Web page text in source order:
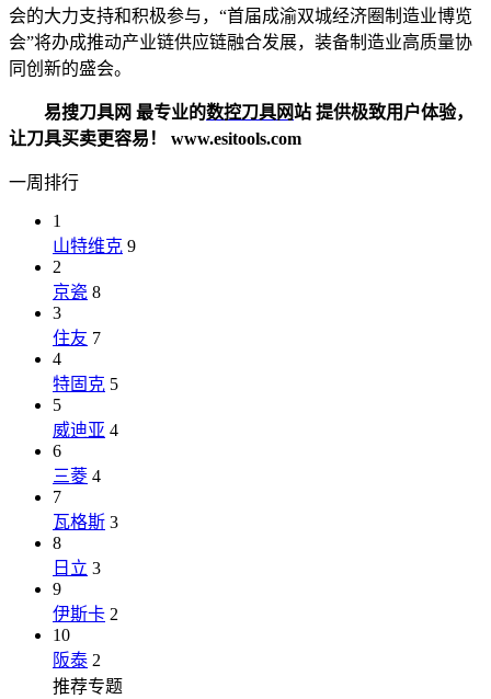
会的大力支持和积极参与，“首届成渝双城经济圈制造业博览
会”将办成推动产业链供应链融合发展，装备制造业高质量协
同创新的盛会。
易搜刀具网 最专业的数控刀具网站 提供极致用户体验，
让刀具买卖更容易！ www.esitools.com
一周排行
1
山特维克 9
2
京瓷 8
3
住友 7
4
特固克 5
5
威迪亚 4
6
三菱 4
7
瓦格斯 3
8
日立 3
9
伊斯卡 2
10
阪泰 2
推荐专题